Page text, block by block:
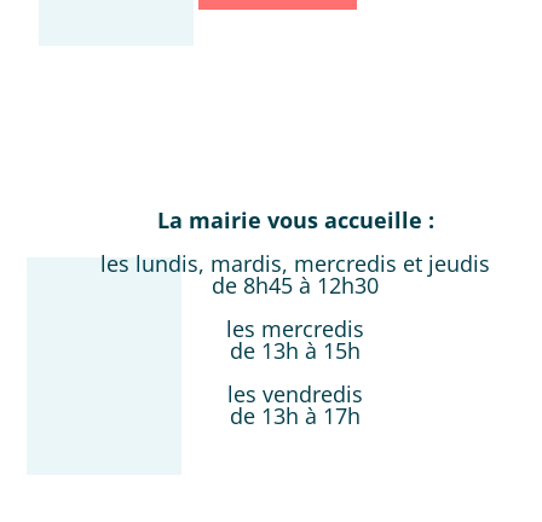
La mairie vous accueille :
les lundis, mardis, mercredis et jeudis
de 8h45 à 12h30
les mercredis
de 13h à 15h
les vendredis
de 13h à 17h